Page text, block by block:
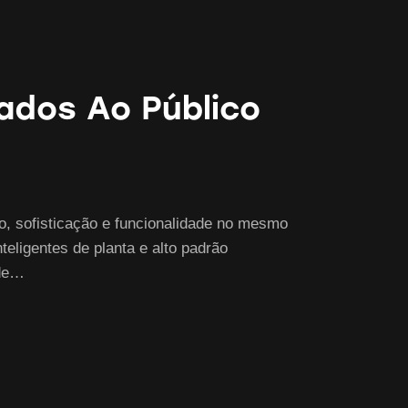
Ao Público
sofisticação e funcionalidade no mesmo
de planta e alto padrão